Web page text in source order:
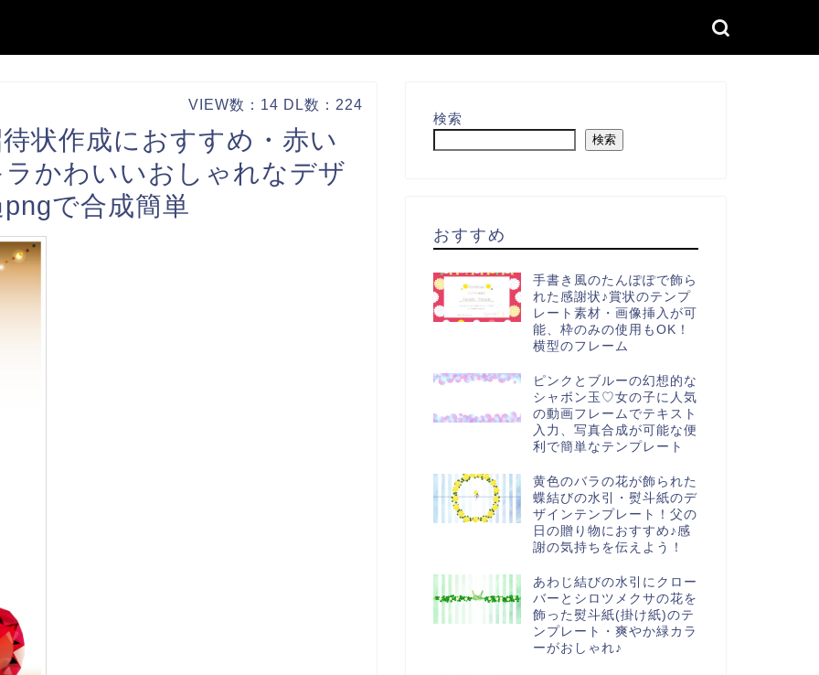
VIEW数：14 DL数：224
状作成におすすめ・赤い
かわいいおしゃれなデザ
で合成簡単
検索
検索
おすすめ
手書き風のたんぽぽで飾ら
れた感謝状♪賞状のテンプ
レート素材・画像挿入が可
能、枠のみの使用もOK！
横型のフレーム
ピンクとブルーの幻想的な
シャボン玉♡女の子に人気
の動画フレームでテキスト
入力、写真合成が可能な便
利で簡単なテンプレート
黄色のバラの花が飾られた
蝶結びの水引・熨斗紙のデ
ザインテンプレート！父の
日の贈り物におすすめ♪感
謝の気持ちを伝えよう！
あわじ結びの水引にクロー
バーとシロツメクサの花を
飾った熨斗紙(掛け紙)のテ
ンプレート・爽やか緑カラ
ーがおしゃれ♪